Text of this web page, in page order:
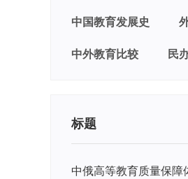
中国教育发展史
中外教育比较 民
标题
中俄高等教育质量保障